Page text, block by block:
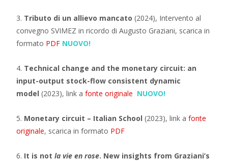
3. Tributo di un allievo mancato (2024), Intervento al
convegno SVIMEZ in ricordo di Augusto Graziani, scarica in
formato PDF NUOVO!
4. Technical change and the monetary circuit: an
input-output stock-flow consistent dynamic
model (2023), link a fonte originale NUOVO!
5. Monetary circuit – Italian School (2023), link a fonte
originale, scarica in formato PDF
6. It is not la vie en rose. New insights from Graziani’s